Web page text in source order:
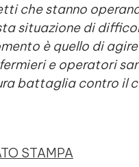
che stanno
situazione di
è quello di
e operatori
battaglia contro il
STAMPA